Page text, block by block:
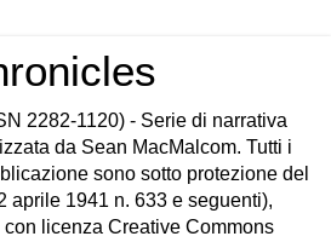
2282-1120) - Serie di narrativa
da Sean MacMalcom. Tutti i
sono sotto protezione del
aprile 1941 n. 633 e seguenti),
licenza Creative Commons